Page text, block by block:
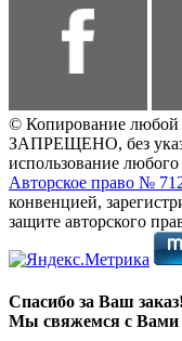
© Копирование
ЗАПРЕЩЕНО, без
использование любого
Авторское право №
конвенцией,
защите авторского
Спасибо за Ваш заказ!
Мы свяжемся с Вами